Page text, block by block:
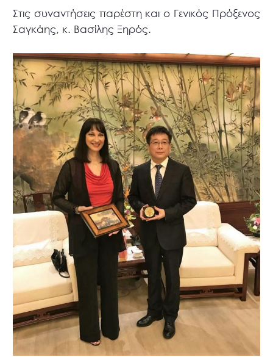
Στις συναντήσεις παρέστη και ο Γενικός Πρόξενος
Σαγκάης, κ. Βασίλης Ξηρός.